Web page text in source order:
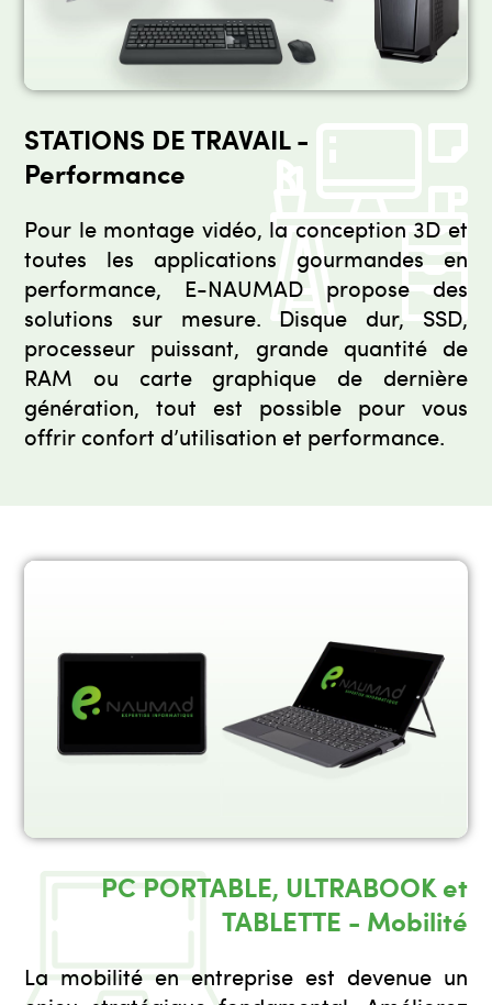
STATIONS DE TRAVAIL -
Performance
Pour le montage vidéo, la conception 3D et
toutes les applications gourmandes en
performance, E-NAUMAD propose des
solutions sur mesure. Disque dur, SSD,
processeur puissant, grande quantité de
RAM ou carte graphique de dernière
génération, tout est possible pour vous
offrir confort d’utilisation et performance.
PC PORTABLE, ULTRABOOK et
TABLETTE - Mobilité
La mobilité en entreprise est devenue un